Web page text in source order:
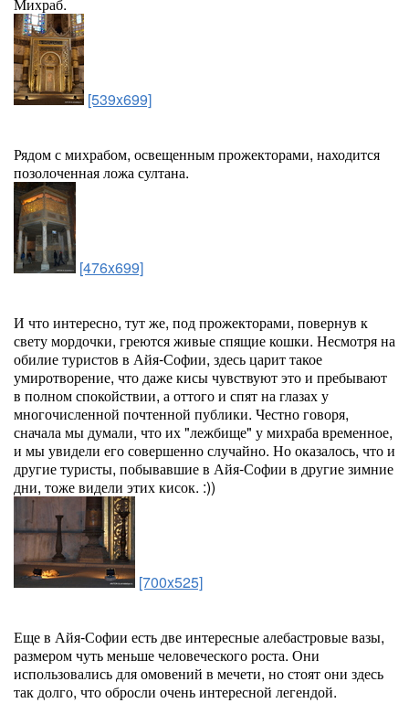
[539x699]
Рядом с михрабом, освещенным прожекторами, находится
позолоченная ложа султана.
[476x699]
И что интересно, тут же, под прожекторами, повернув к
свету мордочки, греются живые спящие кошки. Несмотря на
обилие туристов в Айя-Софии, здесь царит такое
умиротворение, что даже кисы чувствуют это и пребывают
в полном спокойствии, а оттого и спят на глазах у
многочисленной почтенной публики. Честно говоря,
сначала мы думали, что их "лежбище" у михраба временное,
и мы увидели его совершенно случайно. Но оказалось, что и
другие туристы, побывавшие в Айя-Софии в другие зимние
дни, тоже видели этих кисок. :))
[700x525]
Еще в Айя-Софии есть две интересные алебастровые вазы,
размером чуть меньше человеческого роста. Они
использовались для омовений в мечети, но стоят они здесь
так долго, что обросли очень интересной легендой.